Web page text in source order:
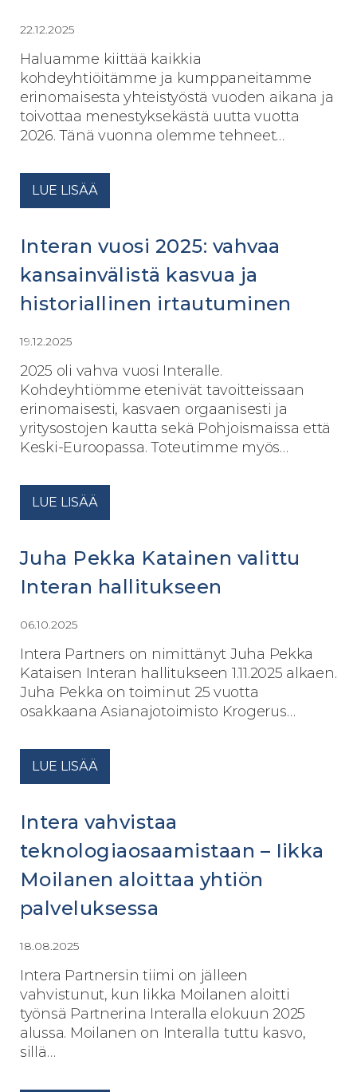
22.12.2025
Haluamme kiittää kaikkia
kohdeyhtiöitämme ja kumppaneitamme
erinomaisesta yhteistyöstä vuoden aikana ja
toivottaa menestyksekästä uutta vuotta
2026. Tänä vuonna olemme tehneet…
LUE LISÄÄ
Interan vuosi 2025: vahvaa
kansainvälistä kasvua ja
historiallinen irtautuminen
19.12.2025
2025 oli vahva vuosi Interalle.
Kohdeyhtiömme etenivät tavoitteissaan
erinomaisesti, kasvaen orgaanisesti ja
yritysostojen kautta sekä Pohjoismaissa että
Keski-Euroopassa. Toteutimme myös…
LUE LISÄÄ
Juha Pekka Katainen valittu
Interan hallitukseen
06.10.2025
Intera Partners on nimittänyt Juha Pekka
Kataisen Interan hallitukseen 1.11.2025 alkaen.
Juha Pekka on toiminut 25 vuotta
osakkaana Asianajotoimisto Krogerus…
LUE LISÄÄ
Intera vahvistaa
teknologiaosaamistaan – Iikka
Moilanen aloittaa yhtiön
palveluksessa
18.08.2025
Intera Partnersin tiimi on jälleen
vahvistunut, kun Iikka Moilanen aloitti
työnsä Partnerina Interalla elokuun 2025
alussa. Moilanen on Interalla tuttu kasvo,
sillä…